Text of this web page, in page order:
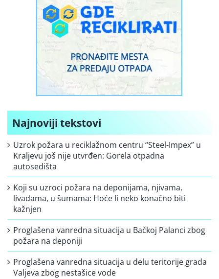
Najnoviji tekstovi
Uzrok požara u reciklažnom centru “Steel-Impex” u
Kraljevu još nije utvrđen: Gorela otpadna
autosedišta
Koji su uzroci požara na deponijama, njivama,
livadama, u šumama: Hoće li neko konačno biti
kažnjen
Proglašena vanredna situacija u Bačkoj Palanci zbog
požara na deponiji
Proglašena vanredna situacija u delu teritorije grada
Valjeva zbog nestašice vode